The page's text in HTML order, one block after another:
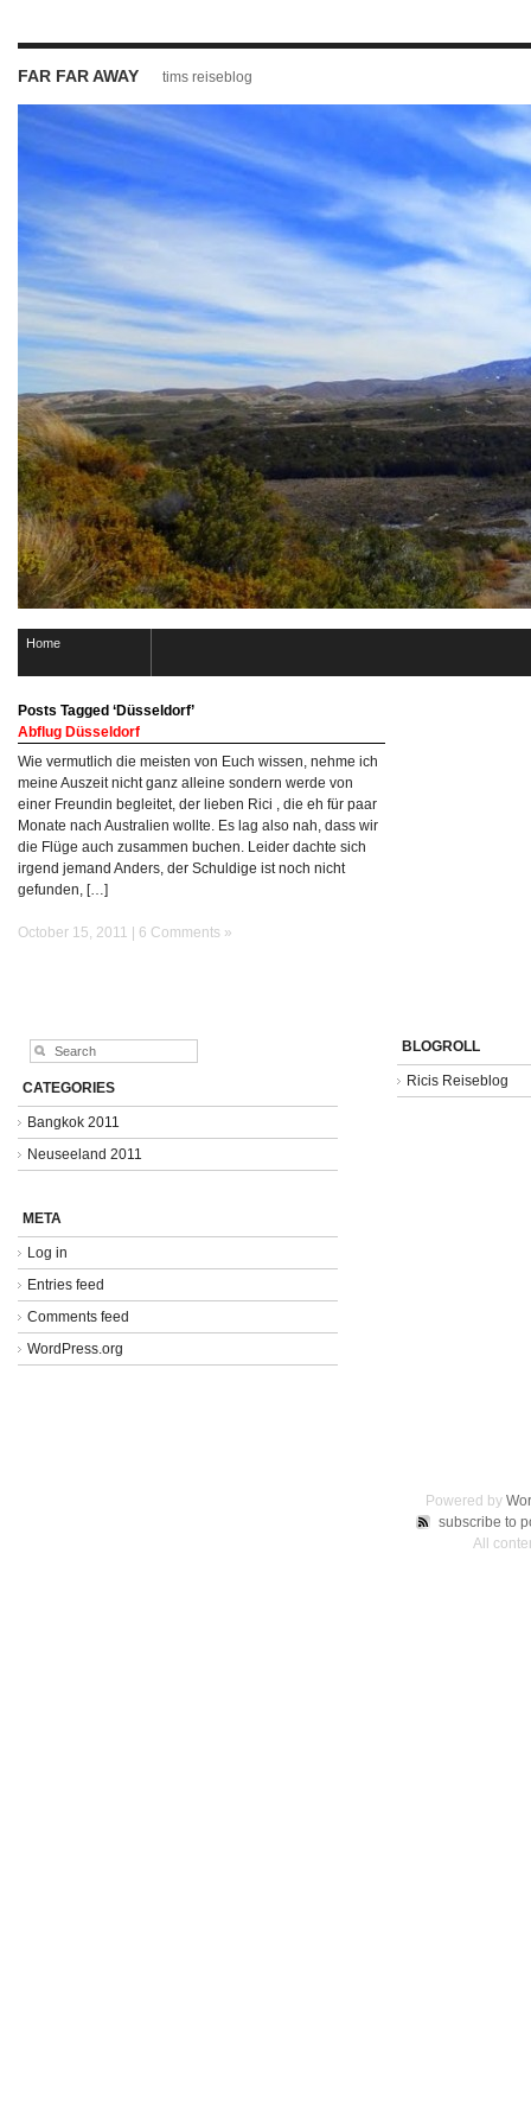
FAR FAR AWAY tims reiseblog
Home
Posts Tagged ‘Düsseldorf’
Abflug Düsseldorf
Wie vermutlich die meisten von Euch wissen, nehme ich
meine Auszeit nicht ganz alleine sondern werde von
einer Freundin begleitet, der lieben Rici , die eh für paar
Monate nach Australien wollte. Es lag also nah, dass wir
die Flüge auch zusammen buchen. Leider dachte sich
irgend jemand Anders, der Schuldige ist noch nicht
gefunden, […]
October 15, 2011 | 6 Comments »
CATEGORIES
Bangkok 2011
Neuseeland 2011
META
Log in
Entries feed
Comments feed
WordPress.org
BLOGROLL
Ricis Reiseblog
Powered by
subscribe to
All